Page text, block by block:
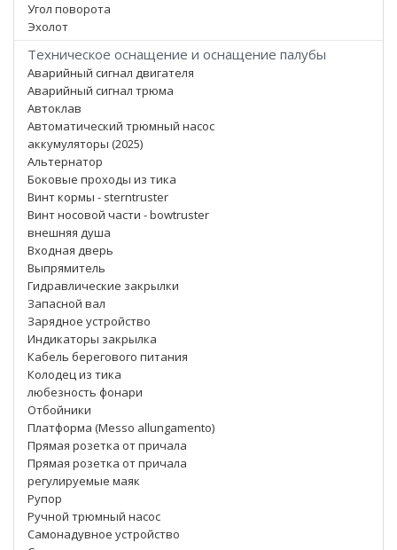
Угол поворота
Эхолот
Техническое оснащение и оснащение палубы
Аварийный сигнал двигателя
Аварийный сигнал трюма
Автоклав
Автоматический трюмный насос
аккумуляторы (2025)
Альтернатор
Боковые проходы из тика
Винт кормы - sterntruster
Винт носовой части - bowtruster
внешняя душа
Входная дверь
Выпрямитель
Гидравлические закрылки
Запасной вал
Зарядное устройство
Индикаторы закрылка
Кабель берегового питания
Колодец из тика
любезность фонари
Отбойники
Платформа (Messo allungamento)
Прямая розетка от причала
Прямая розетка от причала
регулируемые маяк
Рупор
Ручной трюмный насос
Самонадувное устройство